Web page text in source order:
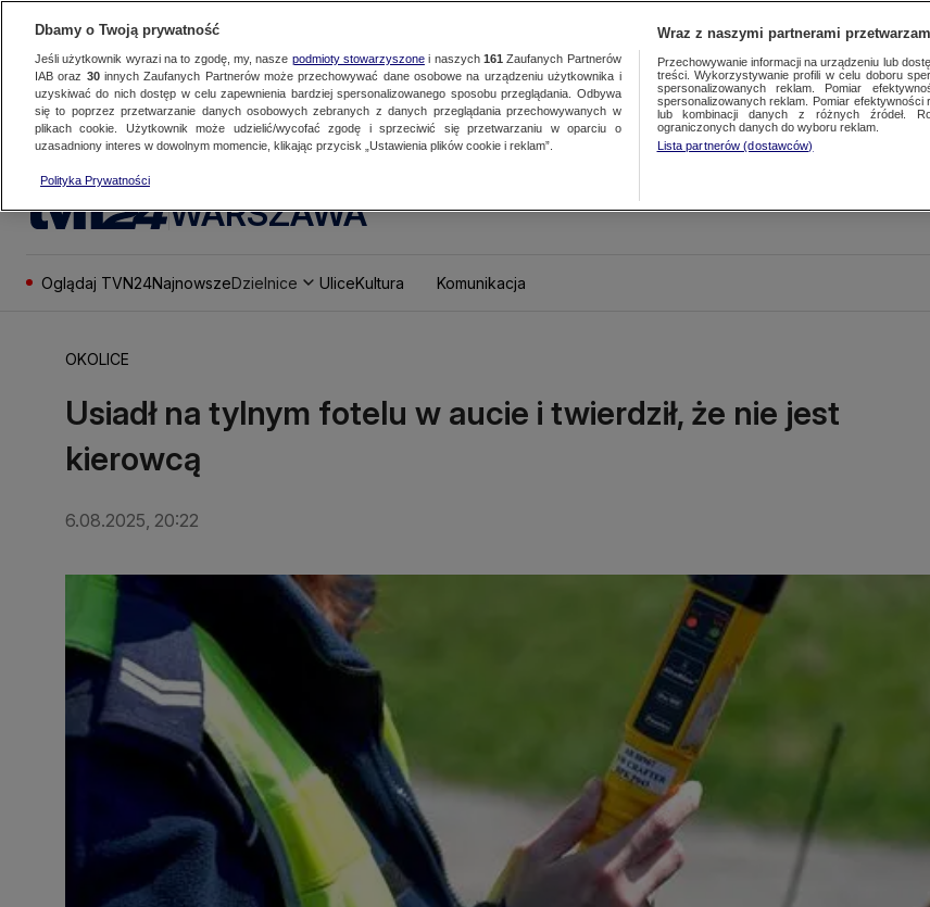
WARSZAWA
Oglądaj TVN24NajnowszeDzielnice UliceKultura Komunikacja
OKOLICE
Usiadł na tylnym fotelu w aucie i twierdził, że nie jest
kierowcą
6.08.2025, 20:22
Dbamy o Twoją prywatność
Jeśli użytkownik wyrazi na to zgodę, my, nasze podmioty stowarzyszonei naszych 161 Zaufanych Partnerów
IAB oraz 30innych Zaufanych Partnerów może przechowywać dane osobowe na urządzeniu użytkownika i
uzyskiwać do nich dostęp w celu zapewnienia bardziej spersonalizowanego sposobu przeglądania. Odbywa
się to poprzez przetwarzanie danych osobowych zebranych z danych przeglądania przechowywanych w
plikach cookie. Użytkownik może udzielić/wycofać zgodę i sprzeciwić się przetwarzaniu w oparciu o
uzasadniony interes w dowolnym momencie, klikając przycisk „Ustawienia plików cookie i reklam”.
Polityka Prywatności
Wraz z naszymi partnerami
Przechowywanie informacji na urządzeniu lub
treści. Wykorzystywanie profili w celu doboru
spersonalizowanych reklam. Pomiar
spersonalizowanych reklam. Pomiar
lub kombinacji danych z różnych źródeł.
ograniczonych danych do wyboru reklam.
Lista partnerów (dostawców)